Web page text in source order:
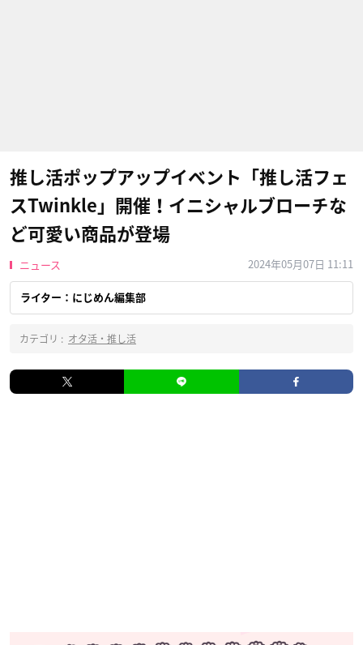
推し活ポップアップイベント「推し活フェ
スTwinkle」開催！イニシャルブローチな
ど可愛い商品が登場
ニュース 2024年05月07日 11:11
ライター：にじめん編集部
カテゴリ : オタ活・推し活